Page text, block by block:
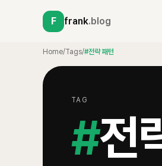
F frank.blog
Home/Tags/#전략 패턴
TAG
#전